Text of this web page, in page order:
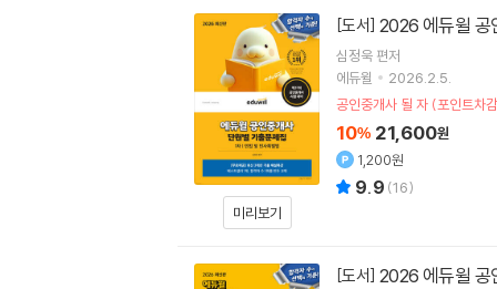
미리보기
[도서] 2026 에듀윌 공
심정욱 편저
에듀윌
2026.2.5.
공인중개사 될 자 (포인트차
10% 21,600원
1,200원
9.9 (16)
[도서] 2026 에듀윌 공